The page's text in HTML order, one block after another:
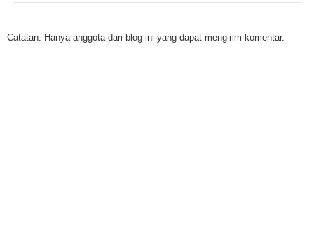
Catatan: Hanya anggota dari blog ini yang dapat mengirim komentar.